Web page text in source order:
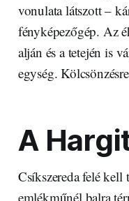
vonulata látszott –
fényképezőgép. Az
alján és a tetején is
egység.
A
Csíkszereda felé kell
emlékműnél balra